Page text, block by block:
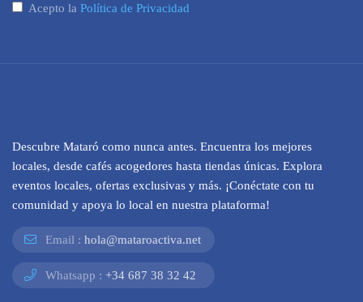
Acepto la Política de Privacidad
Descubre Mataró como nunca antes. Encuentra los mejores
locales, desde cafés acogedores hasta tiendas únicas. Explora
eventos locales, ofertas exclusivas y más. ¡Conéctate con tu
comunidad y apoya lo local en nuestra plataforma!
Email : hola@mataroactiva.net
Whatsapp : +34 687 38 32 42